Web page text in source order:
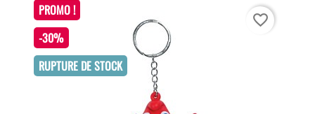
PROMO !
-30%
RUPTURE DE STOCK
favorite_border